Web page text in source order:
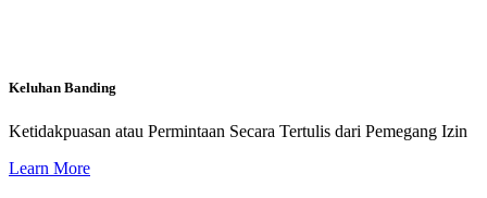
Keluhan Banding
Ketidakpuasan atau Permintaan Secara Tertulis dari Pemegang Izin
Learn More